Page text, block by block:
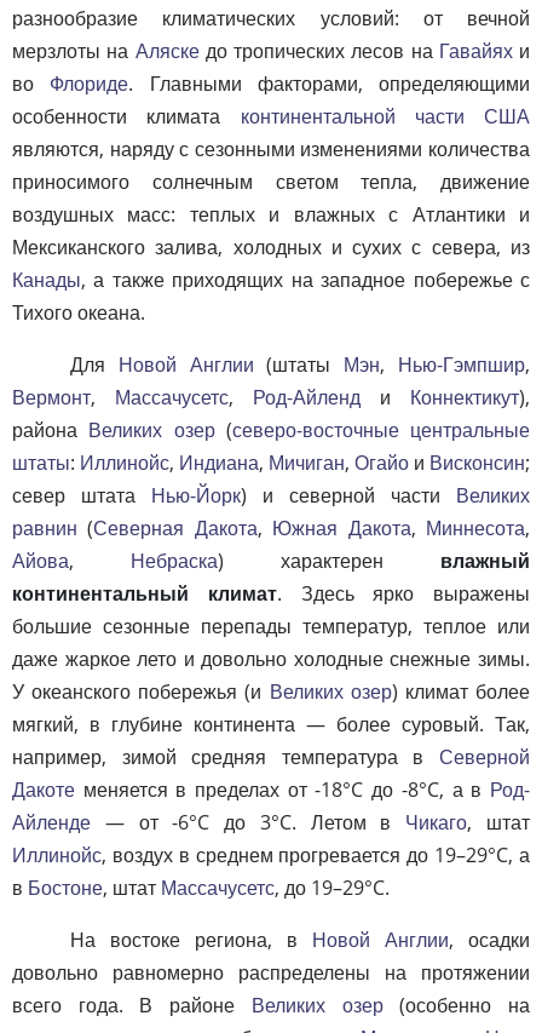
разнообразие климатических условий: от вечной
мерзлоты на Аляскедо тропических лесов на Гавайяхи
во Флориде. Главными факторами, определяющими
особенности климата континентальной части США
являются, наряду с сезонными изменениями количества
приносимого солнечным светом тепла, движение
воздушных масс: теплых и влажных с Атлантики и
Мексиканского залива, холодных и сухих с севера, из
Канады, а также приходящих на западное побережье с
Тихого океана.
Для Новой Англии (штаты Мэн, Нью-Гэмпшир,
Вермонт, Массачусетс, Род-Айленд и Коннектикут),
района Великих озер(северо-восточные центральные
штаты: Иллинойс, Индиана, Мичиган, Огайо и Висконсин;
север штата Нью-Йорк) и северной части Великих
равнин (Северная Дакота, Южная Дакота, Миннесота,
Айова, Небраска) характерен влажный
континентальный климат. Здесь ярко выражены
большие сезонные перепады температур, теплое или
даже жаркое лето и довольно холодные снежные зимы.
У океанского побережья (и Великих озер) климат более
мягкий, в глубине континента — более суровый. Так,
например, зимой средняя температура в Северной
Дакоте меняется в пределах от -18°C до -8°C, а в Род-
Айленде — от -6°C до 3°C. Летом в Чикаго, штат
Иллинойс, воздух в среднем прогревается до 19–29°C, а
в Бостоне, штат Массачусетс, до 19–29°C.
На востоке региона, в Новой Англии, осадки
довольно равномерно распределены на протяжении
всего года. В районе Великих озер(особенно на